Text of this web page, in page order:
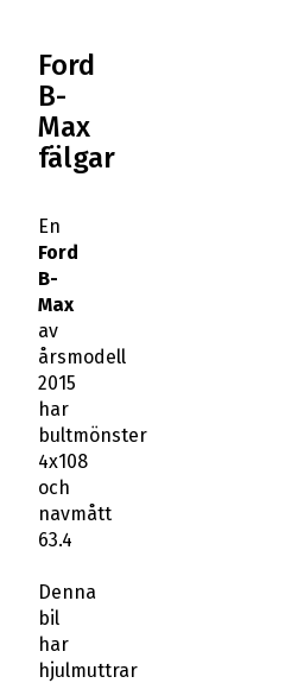
Ford
B-
Max
fälgar
En
Ford
B-
Max
av
årsmodell
2015
har
bultmönster
4x108
och
navmått
63.4
Denna
bil
har
hjulmuttrar